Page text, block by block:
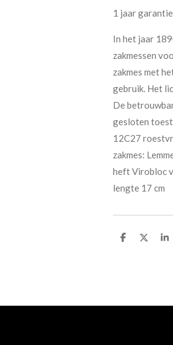
1 jaar garantie
In het jaar
zakmessen
zakmes met
gebruik. Het
De
gesloten
12C27
zakmes:
heft Virobloc
lengte 17 cm
D
D
S